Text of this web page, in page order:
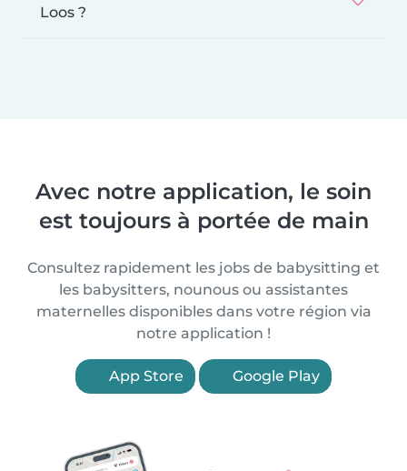
Loos ?
Avec notre application, le soin
est toujours à portée de main
Consultez rapidement les jobs de babysitting et
les babysitters, nounous ou assistantes
maternelles disponibles dans votre région via
notre application !
App Store Google Play